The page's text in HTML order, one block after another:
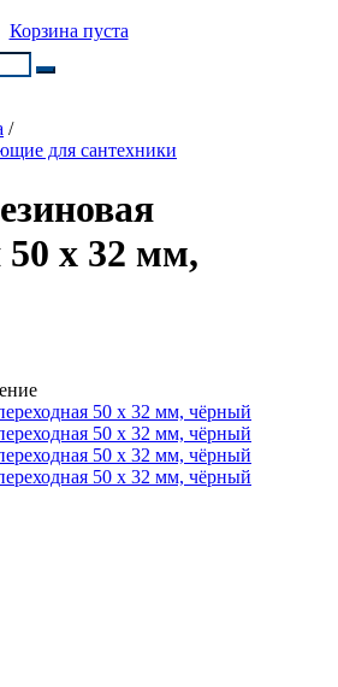
Корзина пуста
/
для сантехники
50 х 32 мм,